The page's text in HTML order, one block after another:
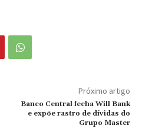
Próximo artigo
Banco Central fecha Will Bank
e expõe rastro de dívidas do
Grupo Master